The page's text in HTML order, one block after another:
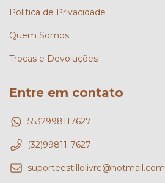
Política de Privacidade
Quem Somos
Trocas e Devoluções
Entre em contato
5532998117627
(32)99811-7627
suporteestillolivre@hotmail.com